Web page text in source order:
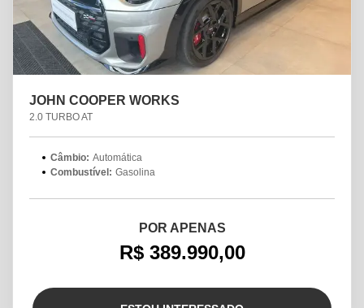
JOHN COOPER WORKS
2.0 TURBO AT
Câmbio: Automática
Combustível: Gasolina
POR APENAS
R$ 389.990,00